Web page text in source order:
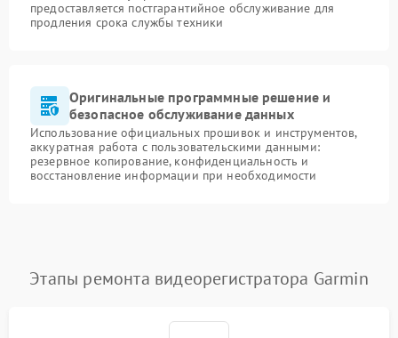
предоставляется постгарантийное обслуживание для
продления срока службы техники
Оригинальные программные решение и
безопасное обслуживание данных
Использование официальных прошивок и инструментов,
аккуратная работа с пользовательскими данными:
резервное копирование, конфиденциальность и
восстановление информации при необходимости
Этапы ремонта видеорегистратора Garmin